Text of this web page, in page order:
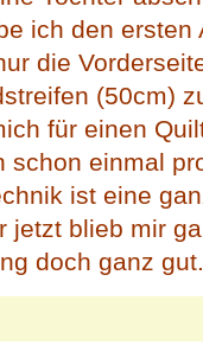
ich den ersten
die
(50cm)
für einen
schon einmal
ist eine
jetzt blieb mir
doch ganz gut.